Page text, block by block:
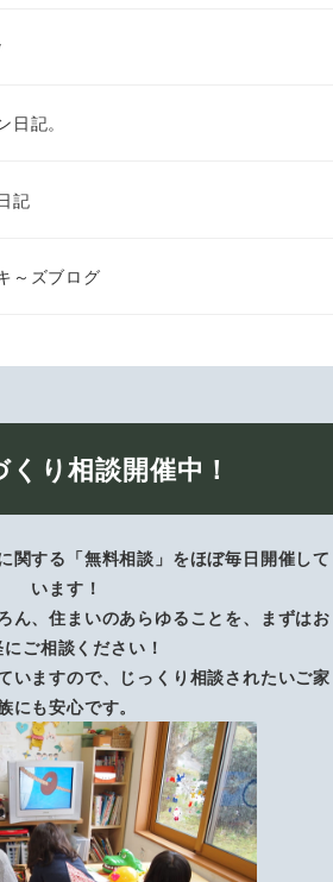
記。
記
～ズブログ
り相談開催中！
関する「無料相談」をほぼ毎日開催して
います！
ん、住まいのあらゆることを、まずはお
ご相談ください！
いますので、じっくり相談されたいご家
にも安心です。